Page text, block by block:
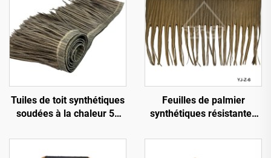
Tuiles de toit synthétiques
soudées à la chaleur 50
au feu améliorée
Feuilles de palmier
synthétiques résistantes
paysagère extérieure